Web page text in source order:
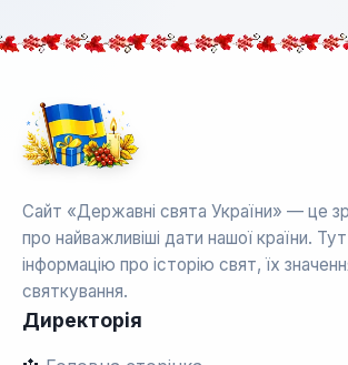
Сайт «Державні свята України» — це
про найважливіші дати нашої країни.
інформацію про історію свят, їх
святкування.
Директорія